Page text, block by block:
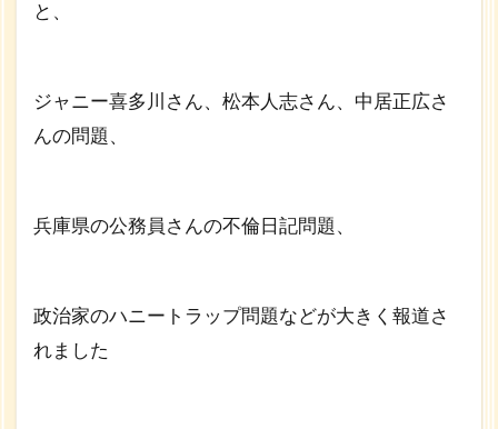
倫」
を曖
昧に
にな
1.2
「不
と、
ジャニー喜多川さん、松本人志さん、中居正広さ
んの問題、
兵庫県の公務員さんの不倫日記問題、
政治家のハニートラップ問題などが大きく報道さ
れました